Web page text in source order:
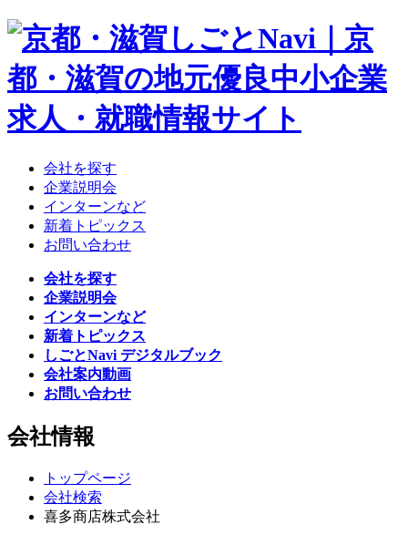
会社を探す
企業説明会
インターンなど
新着トピックス
お問い合わせ
会社を探す
企業説明会
インターンなど
新着トピックス
しごとNavi デジタルブック
会社案内動画
お問い合わせ
会社情報
トップページ
会社検索
喜多商店株式会社